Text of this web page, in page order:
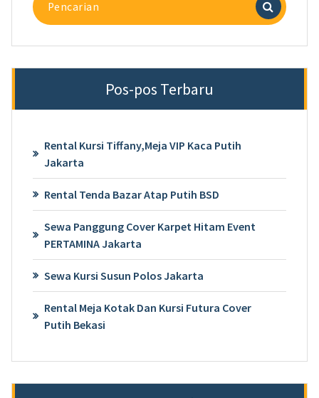
untuk:
Pos-pos Terbaru
Rental Kursi Tiffany,Meja VIP Kaca Putih
Jakarta
Rental Tenda Bazar Atap Putih BSD
Sewa Panggung Cover Karpet Hitam Event
PERTAMINA Jakarta
Sewa Kursi Susun Polos Jakarta
Rental Meja Kotak Dan Kursi Futura Cover
Putih Bekasi